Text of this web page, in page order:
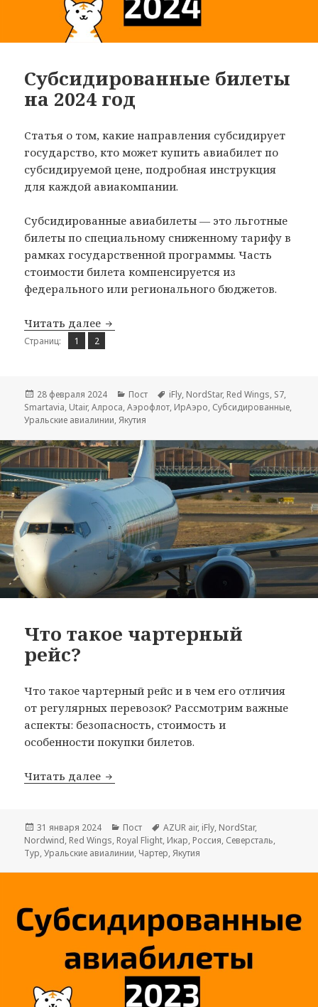
Субсидированные билеты
на 2024 год
Статья о том, какие направления субсидирует
государство, кто может купить авиабилет по
субсидируемой цене, подробная инструкция
для каждой авиакомпании.
Субсидированные авиабилеты — это льготные
билеты по специальному сниженному тарифу в
рамках государственной программы. Часть
стоимости билета компенсируется из
федерального или регионального бюджетов.
Читать далее Субсидированные билеты на 2024 год
Страниц: Страница
1 ,
Страница
2
Опубликовано
28 февраля 2024 Рубрики
Пост Метки
iFly, NordStar, Red Wings, S7,
Smartavia, Utair,Алроса,Аэрофлот, ИрАэро, Субсидированные,
Уральские авиалинии,Якутия
Что такое чартерный
рейс?
Что такое чартерный рейс и в чем его отличия
от регулярных перевозок? Рассмотрим важные
аспекты: безопасность, стоимость и
особенности покупки билетов.
Читать далее Что такое чартерный рейс?
Опубликовано
31 января 2024 Рубрики
Пост Метки
AZUR air, iFly, NordStar,
Nordwind, Red Wings, Royal Flight, Икар, Россия, Северсталь,
Тур,Уральские авиалинии, Чартер,Якутия